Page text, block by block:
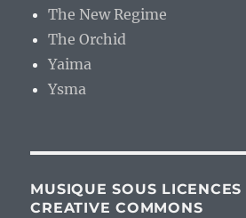
The New Regime
The Orchid
Yaima
Ysma
MUSIQUE SOUS
CREATIVE COMMONS